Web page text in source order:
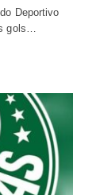
Deportivo
gols…